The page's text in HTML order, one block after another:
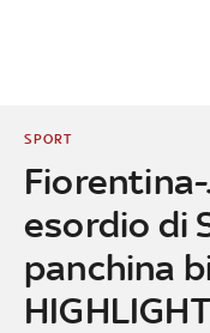
esordio di
panchina
SPORT